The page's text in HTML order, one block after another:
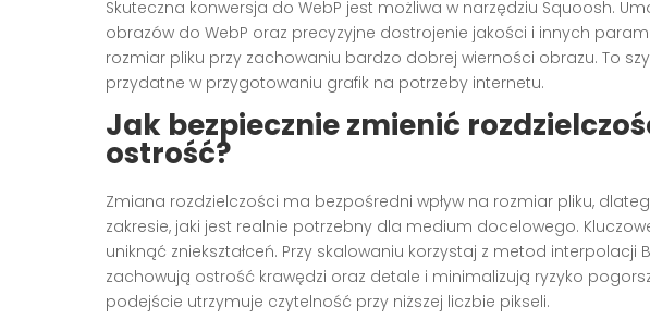
Skuteczna konwersja do WebP jest możliwa w narzędziu Squoosh.
obrazów do WebP oraz precyzyjne dostrojenie jakości i innych
rozmiar pliku przy zachowaniu bardzo dobrej wierności obrazu. To
przydatne w przygotowaniu grafik na potrzeby internetu.
Jak bezpiecznie zmienić
ostrość?
Zmiana rozdzielczości ma bezpośredni wpływ na rozmiar pliku,
zakresie, jaki jest realnie potrzebny dla medium docelowego.
uniknąć zniekształceń. Przy skalowaniu korzystaj z metod interpolacji
zachowują ostrość krawędzi oraz detale i minimalizują ryzyko
podejście utrzymuje czytelność przy niższej liczbie pikseli.